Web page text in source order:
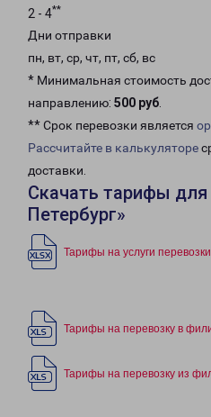
2 - 4**
Дни отправки
пн, вт, ср, чт, пт, сб, вс
* Минимальная стоимость
направлению: 500 руб.
** Срок перевозки является
Рассчитайте в калькуляторе
доставки.
Скачать тарифы
Петербург»
Тарифы на услуги перевозки
Тарифы на перевозку в
Тарифы на перевозку из